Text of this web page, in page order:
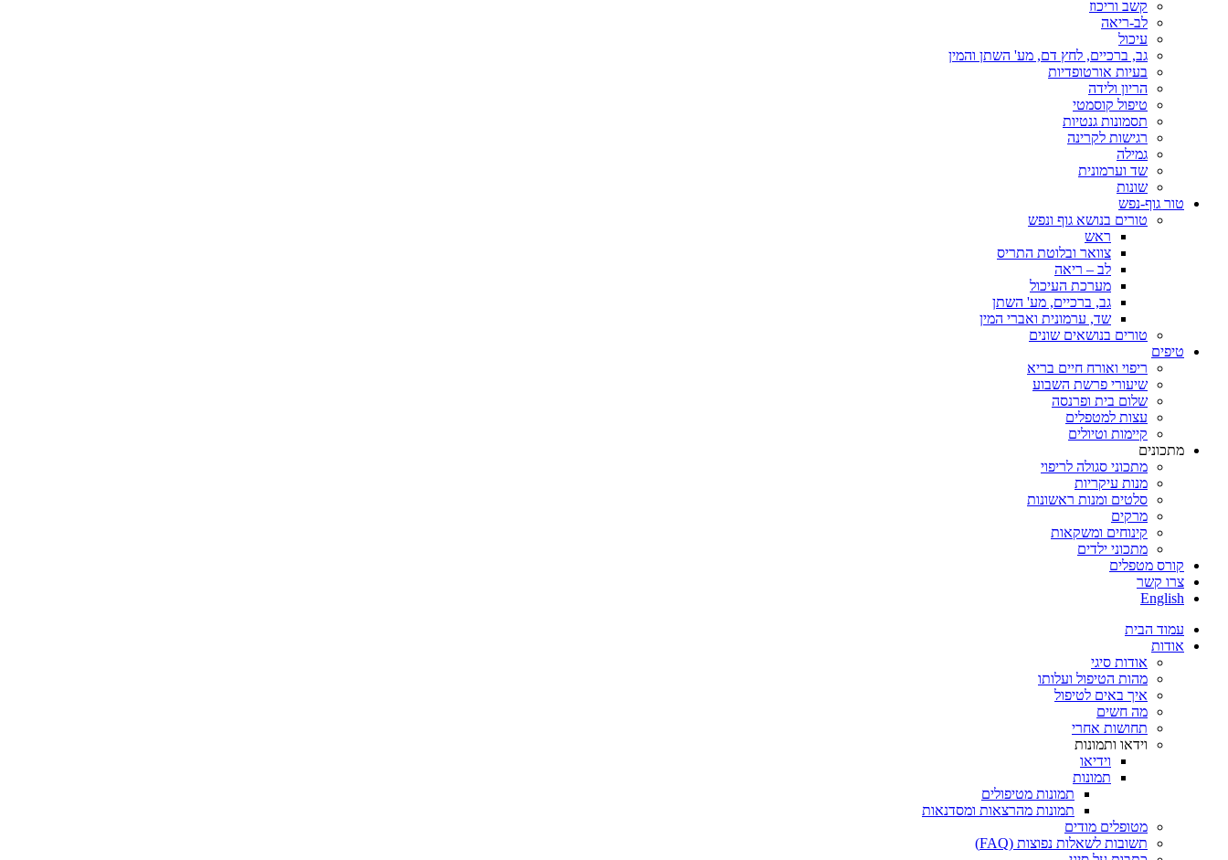
קשב וריכוז
לב-ריאה
עיכול
גב, ברכיים, לחץ דם, מע' השתן והמין
בעיות אורטופדיות
הריון ולידה
טיפול קוסמטי
תסמונות גנטיות
רגישות לקרינה
גמילה
שד וערמונית
שונות
טור גוף-נפש
טורים בנושא גוף ונפש
ראש
צוואר ובלוטת התריס
לב – ריאה
מערכת העיכול
גב, ברכיים, מע' השתן
שד, ערמונית ואברי המין
טורים בנושאים שונים
טיפים
ריפוי ואורח חיים בריא
שיעורי פרשת השבוע
שלום בית ופרנסה
עצות למטפלים
קיימות וטיולים
מתכונים
מתכוני סגולה לריפוי
מנות עיקריות
סלטים ומנות ראשונות
מרקים
קינוחים ומשקאות
מתכוני ילדים
קורס מטפלים
צרו קשר
English
עמוד הבית
אודות
אודות סיגי
מהות הטיפול ועלותו
איך באים לטיפול
מה חשים
תחושות אחרי
וידאו ותמונות
וידיאו
תמונות
תמונות מטיפולים
תמונות מהרצאות ומסדנאות
מטופלים מודים
תשובות לשאלות נפוצות (FAQ)